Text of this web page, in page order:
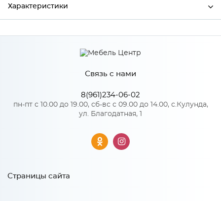
Характеристики
Производитель МиФ
Сонома/Белый
ЛДСП
Связь с нами
8(961)234-06-02
пн-пт с 10.00 до 19.00, сб-вс с 09.00 до 14.00, с.Кулунда,
ул. Благодатная, 1
Страницы сайта